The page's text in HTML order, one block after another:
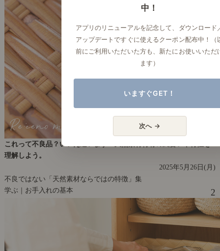
これって不良品？いいえ違います！天然素材特有の風合いや特性を
理解しよう。
2025年5月26日(月)
不良ではない「天然素材ならではの特徴」集
学ぶ｜お手入れの基本
2
中！
アプリのリニューアルを記念して、ダウンロード
アップデートですぐに使えるクーポン配布中！（
前にご利用いただいた方も、新たにお使いいただ
ます）
いますぐGET！
次へ →